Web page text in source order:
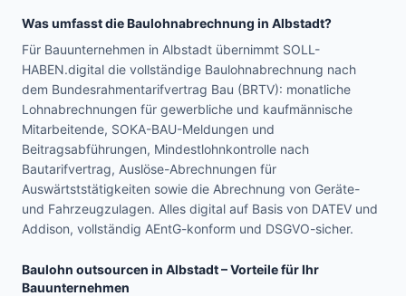
Was umfasst die Baulohnabrechnung in Albstadt?
Für Bauunternehmen in Albstadt übernimmt SOLL-
HABEN.digital die vollständige Baulohnabrechnung nach
dem Bundesrahmentarifvertrag Bau (BRTV): monatliche
Lohnabrechnungen für gewerbliche und kaufmännische
Mitarbeitende, SOKA-BAU-Meldungen und
Beitragsabführungen, Mindestlohnkontrolle nach
Bautarifvertrag, Auslöse-Abrechnungen für
Auswärtststätigkeiten sowie die Abrechnung von Geräte-
und Fahrzeugzulagen. Alles digital auf Basis von DATEV und
Addison, vollständig AEntG-konform und DSGVO-sicher.
Baulohn outsourcen in Albstadt– Vorteile für Ihr
Bauunternehmen